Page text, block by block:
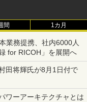
間 1カ月
業務提携、社内6000人
for RICOH」を展開へ
田将輝氏が8月1日付で
ワーアーキテクチャとは